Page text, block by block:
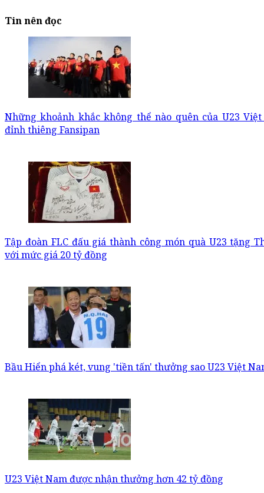
Tin nên đọc
Những khoảnh khắc không thể nào quên của U23
đỉnh thiêng Fansipan
Tập đoàn FLC đấu giá thành công món quà U23 tặng
với mức giá 20 tỷ đồng
Bầu Hiển phá két, vung 'tiền tấn' thưởng sao U23 Việt
U23 Việt Nam được nhận thưởng hơn 42 tỷ đồng